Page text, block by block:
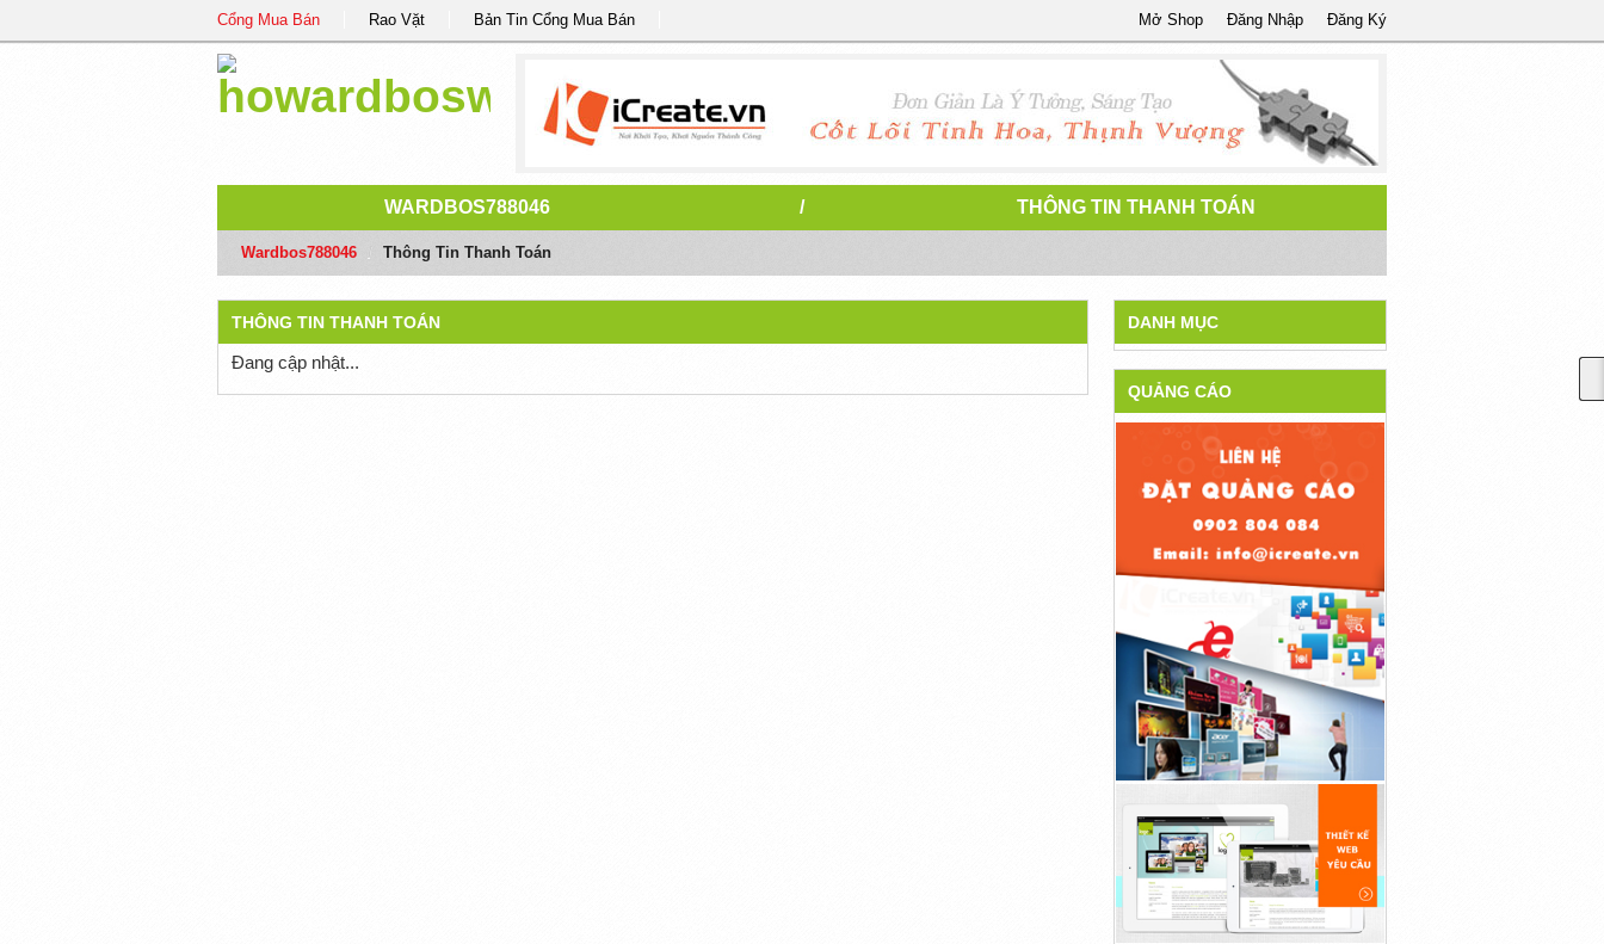
Cổng Mua Bán Rao Vặt Bản Tin Cổng Mua Bán Đăng Ký
Đăng Nhập
Mở Shop
WARDBOS788046 / THÔNG TIN THANH TOÁN
Wardbos788046 Thông Tin Thanh Toán
THÔNG TIN THANH TOÁN
Đang cập nhật...
DANH MỤC
QUẢNG CÁO